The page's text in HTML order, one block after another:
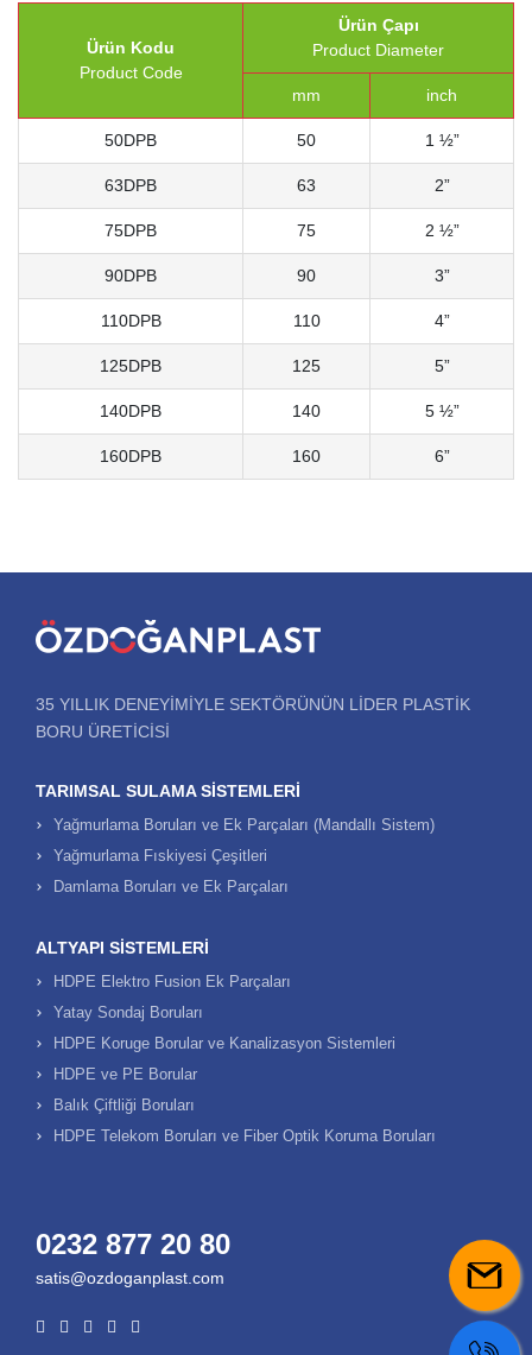
Ürün Kodu
Product Code
Ürün Çapı
Product Diameter
mm inch
50DPB 50 1 ½”
63DPB 63 2”
75DPB 75 2 ½”
90DPB 90 3”
110DPB 110 4”
125DPB 125 5”
140DPB 140 5 ½”
160DPB 160 6”
35 YILLIK DENEYIMIYLE SEKTÖRÜNÜN LIDER PLASTIK
BORU ÜRETICISI
TARIMSAL SULAMA SISTEMLERI
Yağmurlama Boruları ve Ek Parçaları (Mandallı Sistem)
Yağmurlama Fıskiyesi Çeşitleri
Damlama Boruları ve Ek Parçaları
ALTYAPI SISTEMLERI
HDPE Elektro Fusion Ek Parçaları
Yatay Sondaj Boruları
HDPE Koruge Borular ve Kanalizasyon Sistemleri
HDPE ve PE Borular
Balık Çiftliği Boruları
HDPE Telekom Boruları ve Fiber Optik Koruma Boruları
0232 877 20 80
satis@ozdoganplast.com